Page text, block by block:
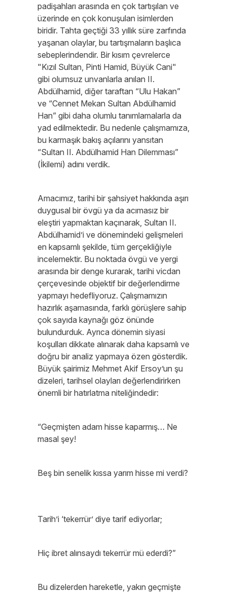
padişahları arasında en çok tartışılan ve
üzerinde en çok konuşulan isimlerden
biridir. Tahta geçtiği 33 yıllık süre zarfında
yaşanan olaylar, bu tartışmaların başlıca
sebeplerindendir. Bir kısım çevrelerce
"Kızıl Sultan, Pinti Hamid, Büyük Cani"
gibi olumsuz unvanlarla anılan II.
Abdülhamid, diğer taraftan “Ulu Hakan”
ve “Cennet Mekan Sultan Abdülhamid
Han” gibi daha olumlu tanımlamalarla da
yad edilmektedir. Bu nedenle çalışmamıza,
bu karmaşık bakış açılarını yansıtan
“Sultan II. Abdülhamid Han Dilemması”
(İkilemi) adını verdik.
Amacımız, tarihi bir şahsiyet hakkında aşırı
duygusal bir övgü ya da acımasız bir
eleştiri yapmaktan kaçınarak, Sultan II.
Abdülhamid’i ve dönemindeki gelişmeleri
en kapsamlı şekilde, tüm gerçekliğiyle
incelemektir. Bu noktada övgü ve yergi
arasında bir denge kurarak, tarihi vicdan
çerçevesinde objektif bir değerlendirme
yapmayı hedefliyoruz. Çalışmamızın
hazırlık aşamasında, farklı görüşlere sahip
çok sayıda kaynağı göz önünde
bulundurduk. Ayrıca dönemin siyasi
koşulları dikkate alınarak daha kapsamlı ve
doğru bir analiz yapmaya özen gösterdik.
Büyük şairimiz Mehmet Akif Ersoy’un şu
dizeleri, tarihsel olayları değerlendirirken
önemli bir hatırlatma niteliğindedir:
“Geçmişten adam hisse kaparmış… Ne
masal şey!
Beş bin senelik kıssa yarım hisse mi verdi?
Tarih’i ‘tekerrür’ diye tarif ediyorlar;
Hiç ibret alınsaydı tekerrür mü ederdi?”
Bu dizelerden hareketle, yakın geçmişte